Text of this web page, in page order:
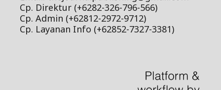
Cp. Direktur (+6282-326-796-566)
Cp. Admin (+62812-2972-9712)
Cp. Layanan Info (+62852-7327-3381)